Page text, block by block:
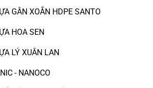
GÂN XOẮN HDPE SANTO
HOA SEN
LÝ XUÂN LAN
- NANOCO